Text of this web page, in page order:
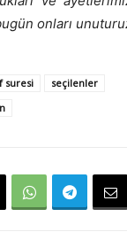
onları
suresi
seçilenler